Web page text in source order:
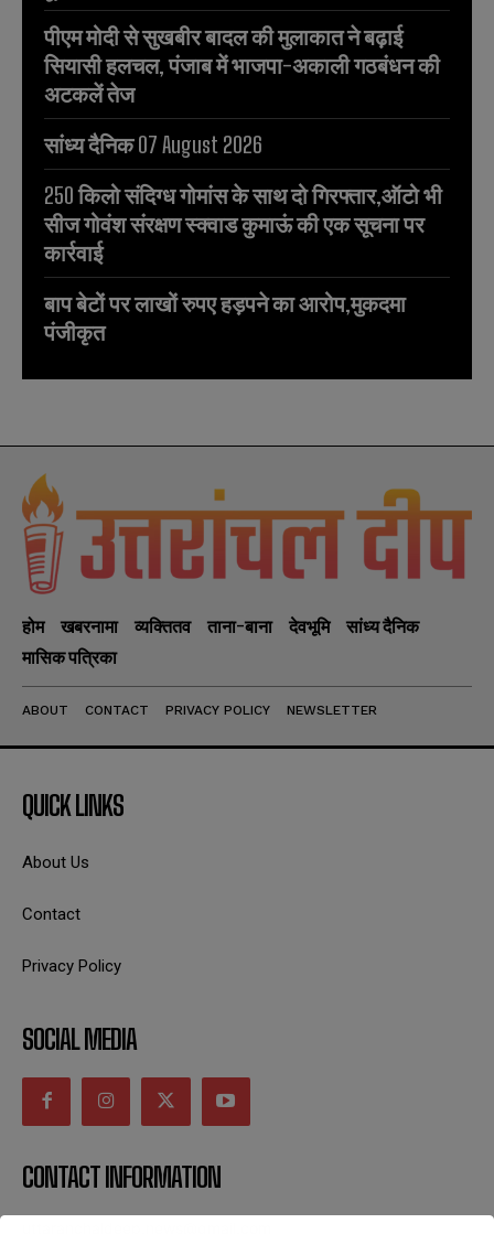
पीएम मोदी से सुखबीर बादल की मुलाकात ने बढ़ाई
सियासी हलचल, पंजाब में भाजपा-अकाली गठबंधन की
अटकलें तेज
सांध्य दैनिक 07 August 2026
250 किलो संदिग्ध गोमांस के साथ दो गिरफ्तार,ऑटो भी
सीज गोवंश संरक्षण स्क्वाड कुमाऊं की एक सूचना पर
कार्रवाई
बाप बेटों पर लाखों रुपए हड़पने का आरोप,मुकदमा
पंजीकृत
होम खबरनामा व्यक्तितव ताना-बाना देवभूमि
सांध्य दैनिक
मासिक पत्रिका
ABOUT CONTACT PRIVACY POLICY NEWSLETTER
QUICK LINKS
About Us
Contact
Privacy Policy
SOCIAL MEDIA
CONTACT INFORMATION